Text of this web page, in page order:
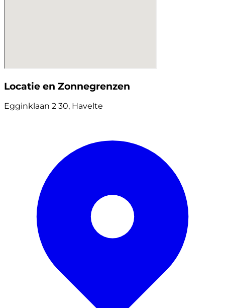
Locatie en Zonnegrenzen
Egginklaan 2 30, Havelte